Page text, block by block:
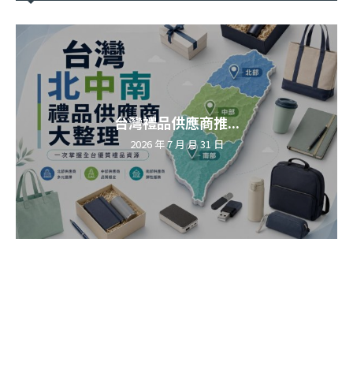
台灣禮品供應商推...
2026 年 7 月 月 31 日